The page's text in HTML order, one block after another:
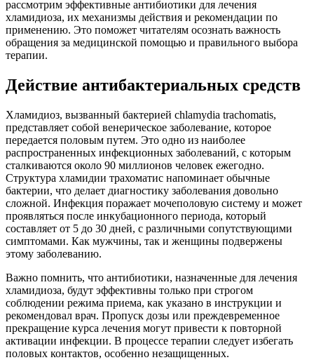
рассмотрим эффективные антибиотики для лечения
хламидиоза, их механизмы действия и рекомендации по
применению. Это поможет читателям осознать важность
обращения за медицинской помощью и правильного выбора
терапии.
Действие антибактериальных средств
Хламидиоз, вызванный бактерией chlamydia trachomatis,
представляет собой венерическое заболевание, которое
передается половым путем. Это одно из наиболее
распространенных инфекционных заболеваний, с которым
сталкиваются около 90 миллионов человек ежегодно.
Структура хламидии трахоматис напоминает обычные
бактерии, что делает диагностику заболевания довольно
сложной. Инфекция поражает мочеполовую систему и может
проявляться после инкубационного периода, который
составляет от 5 до 30 дней, с различными сопутствующими
симптомами. Как мужчины, так и женщины подвержены
этому заболеванию.
Важно помнить, что антибиотики, назначенные для лечения
хламидиоза, будут эффективны только при строгом
соблюдении режима приема, как указано в инструкции и
рекомендовал врач. Пропуск дозы или преждевременное
прекращение курса лечения могут привести к повторной
активации инфекции. В процессе терапии следует избегать
половых контактов, особенно незащищенных.